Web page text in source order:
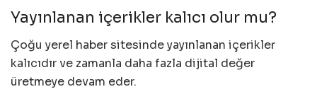
Yayınlanan içerikler kalıcı olur mu?
Çoğu yerel haber sitesinde yayınlanan içerikler
kalıcıdır ve zamanla daha fazla dijital değer
üretmeye devam eder.